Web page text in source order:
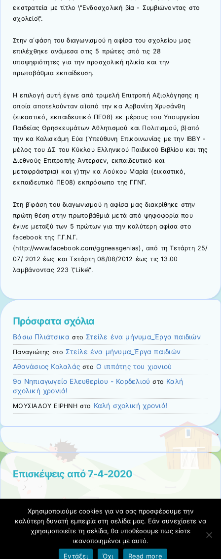
εκστρατεία με τίτλο \"Ενδοσχολική βία - Συμβιώνοντας στο
σχολείο\".
Στην α΄φάση του διαγωνισμού η αφίσα του σχολείου μας
επιλέχθηκε ανάμεσα στις 5 πρώτες από τις 28
υποψηφιότητες για την προσχολική ηλικία και την
πρωτοβάθμια εκπαίδευση.
Η επιλογή αυτή έγινε από τριμελή Επιτροπή Αξιολόγησης η
οποία αποτελούνταν α)από την κα Αρβανίτη Χρυσάνθη
(εικαστικό, εκπαιδευτικό ΠΕ08) εκ μέρους του Υπουργείου
Παιδείας Θρησκευμάτων Αθλητισμού και Πολιτισμού, β)από
την κα Καλισκάμη Εύα (Υπεύθυνη Επικοινωνίας με την ΙΒΒΥ -
μέλος του ΔΣ του Κύκλου Ελληνικού Παιδικού Βιβλίου και της
Διεθνούς Επιτροπής Άντερσεν, εκπαιδευτικό και
μεταφράστρια) και γ)την κα Λούκου Μαρία (εικαστικό,
εκπαιδευτικό ΠΕ08) εκπρόσωπο της ΓΓΝΓ.
Στη β΄φάση του διαγωνισμού η αφίσα μας διακρίθηκε στην
πρώτη θέση στην πρωτοβάθμιά μετά από ψηφοφορία που
έγινε μεταξύ των 5 πρώτων για την καλύτερη αφίσα στο
facebook της Γ.Γ.Ν.Γ.
(http://www.facebook.com/ggneasgenias), από τη Τετάρτη 25/
07/ 2012 έως και Τετάρτη 08/08/2012 έως τις 13.00
λαμβάνοντας 223 \"Like\".
Πρόσφατα σχόλια
Βάσω Πλιάτσικα στο Στείλε ένα μήνυμα_Έργα παιδιών
Παναγιώτης στο Στείλε ένα μήνυμα_Έργα παιδιών
Αθανάσιος Κολαλάς στο O ιππότης του χιονιού
9ο Νηπιαγωγείο Ελευθερίου - Κορδελιού στο Καλή
σχολική χρονιά!
ΜΟΥΣΙΑΔΟΥ ΕΙΡΗΝΗστο Καλή σχολική χρονιά!
Επισκέψεις από 7-4-2020
Όροι χρήσης blogs.sch.gr| Δήλωση προσβασιμότητας
Χρησιμοποιούμε cookies για να σας προσφέρουμε την
καλύτερη δυνατή εμπειρία στη σελίδα μας. Εάν συνεχίσετε να
χρησιμοποιείτε τη σελίδα, θα υποθέσουμε πως είστε
ικανοποιημένοι με αυτό.
Εντάξει
Όχι Read more